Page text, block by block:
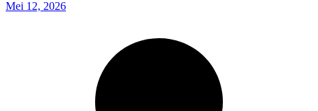
Mei 12, 2026